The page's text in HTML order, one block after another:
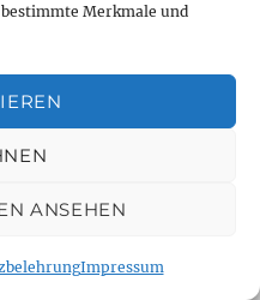
Merkmale und
ANSEHEN
Impressum